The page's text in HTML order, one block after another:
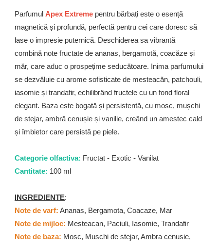
Parfumul Apex Extreme pentru bărbați este o esență
magnetică și profundă, perfectă pentru cei care doresc să
lase o impresie puternică. Deschiderea sa vibrantă
combină note fructate de ananas, bergamotă, coacăze și
măr, care aduc o prospețime seducătoare. Inima parfumului
se dezvăluie cu arome sofisticate de mesteacăn, patchouli,
iasomie și trandafir, echilibrând fructele cu un fond floral
elegant. Baza este bogată și persistentă, cu mosc, mușchi
de stejar, ambră cenușie și vanilie, creând un amestec cald
și îmbietor care persistă pe piele.
Categorie olfactiva: Fructat - Exotic - Vanilat
Cantitate: 100 ml
INGREDIENTE:
Note de varf: Ananas, Bergamota, Coacaze, Mar
Note de mijloc: Mesteacan, Paciuli, Iasomie, Trandafir
Note de baza: Mosc, Muschi de stejar, Ambra cenusie,